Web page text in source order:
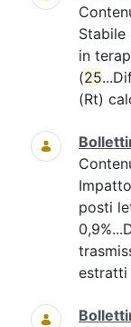
Stabile
in
(25
(Rt)
posti
estratti